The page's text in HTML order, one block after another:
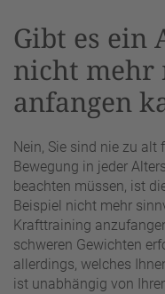
Gibt es ein
nicht mehr
anfangen
Nein, Sie sind nie zu alt
Bewegung in jeder
beachten müssen, ist
Beispiel nicht mehr
Krafttraining
schweren Gewichten
allerdings, welches
ist unabhängig von